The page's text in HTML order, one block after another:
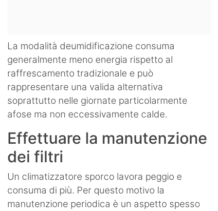
La modalità deumidificazione consuma
generalmente meno energia rispetto al
raffrescamento tradizionale e può
rappresentare una valida alternativa
soprattutto nelle giornate particolarmente
afose ma non eccessivamente calde.
Effettuare la manutenzione
dei filtri
Un climatizzatore sporco lavora peggio e
consuma di più. Per questo motivo la
manutenzione periodica è un aspetto spesso